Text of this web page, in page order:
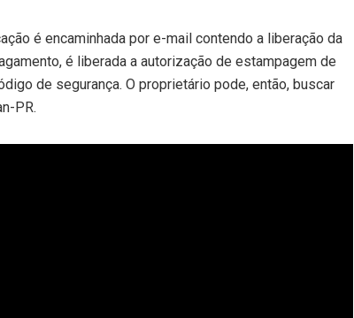
é encaminhada por e-mail contendo a liberação da
é liberada a autorização de estampagem de
de segurança. O proprietário pode, então, buscar
PR.